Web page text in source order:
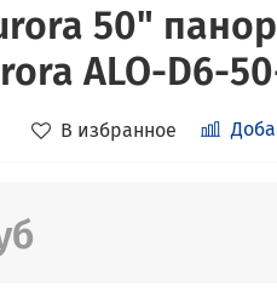
50"
ALO-D6-
В избранное